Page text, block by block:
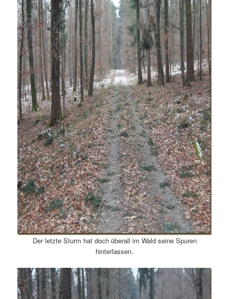
Der letzte Sturm hat doch überall im Wald seine Spuren
hinterlassen.